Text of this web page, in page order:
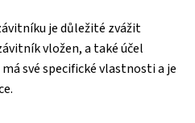
je důležité zvážit
vložen, a také účel
své specifické vlastnosti a je